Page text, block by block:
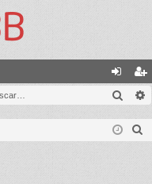
de
nti
fic
eg
ist
ra